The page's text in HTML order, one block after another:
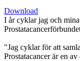
Download
I år cyklar jag och
"Jag cyklar för att
Prostatacancer är en